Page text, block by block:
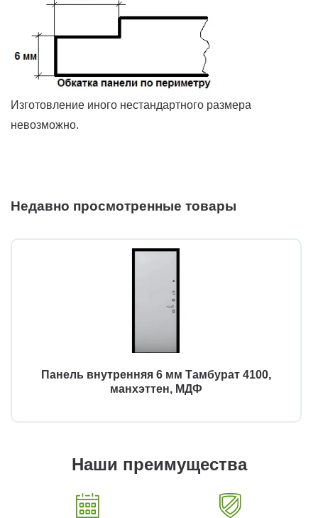
Изготовление иного нестандартного размера
невозможно.
Недавно просмотренные товары
Панель внутренняя 6 мм Тамбурат 4100,
манхэттен, МДФ
Наши преимущества